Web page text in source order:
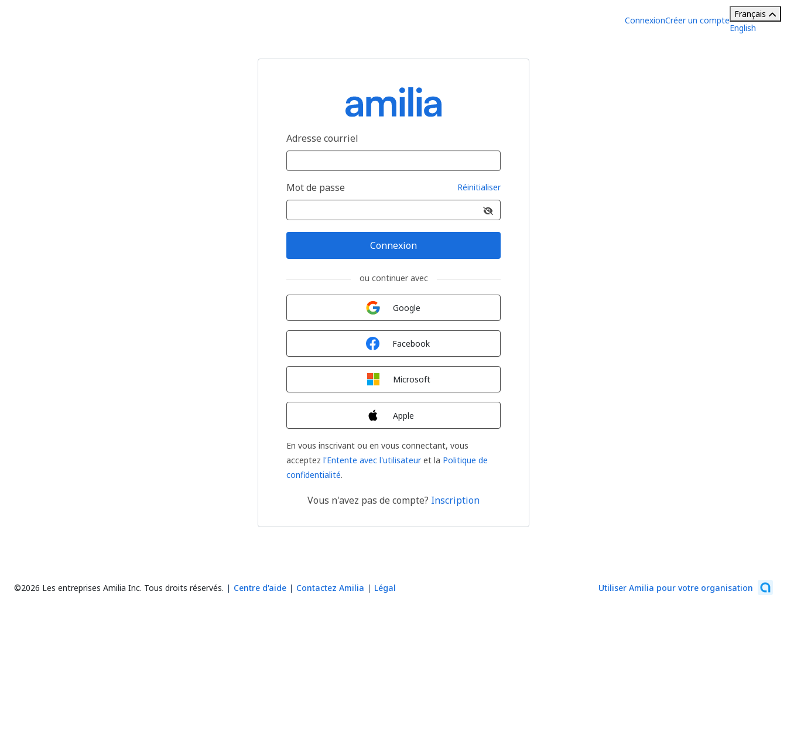
ConnexionCréer un compte
Français
English
Adresse courriel
Mot de passe Réinitialiser
Connexion
ou continuer avec
Google
Facebook
Microsoft
Apple
En vous inscrivant ou en vous connectant, vous
acceptez l'Entente avec l'utilisateuret la Politique de
confidentialité.
Vous n'avez pas de compte? Inscription
©2026 Les entreprises Amilia Inc. Tous droits réservés. Centre d'aide Contactez Amilia Légal Utiliser Amilia pour votre organisation